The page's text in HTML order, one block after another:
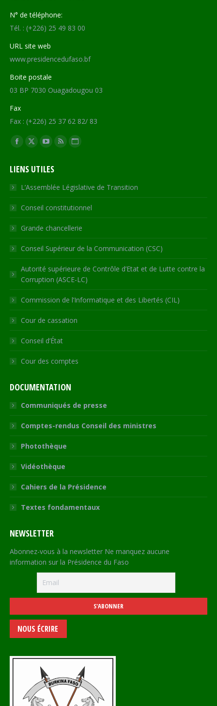
N° de téléphone:
Tél. : (+226) 25 49 83 00
URL site web
www.presidencedufaso.bf
Boite postale
03 BP 7030 Ouagadougou 03
Fax
Fax : (+226) 25 37 62 82/ 83
Trouvez nous sur :
Facebook
opens
in
new
window
X
opens
in
new
window
YouTube
opens
in
new
window
RSS
in
new
window
Site
opens
in
new
LIENS UTILES
L’Assemblée Législative de Transition
Conseil constitutionnel
Grande chancellerie
Conseil Supérieur de la Communication (CSC)
Autorité supérieure de Contrôle d’Etat et de Lutte contre la
Corruption (ASCE-LC)
Commission de l’Informatique et des Libertés (CIL)
Cour de cassation
Conseil d’État
Cour des comptes
DOCUMENTATION
Communiqués de presse
Comptes-rendus Conseil des ministres
Photothèque
Vidéothèque
Cahiers de la Présidence
Textes fondamentaux
NEWSLETTER
Abonnez-vous à la newsletter Ne manquez aucune
information sur la Présidence du Faso
NOUS ÉCRIRE